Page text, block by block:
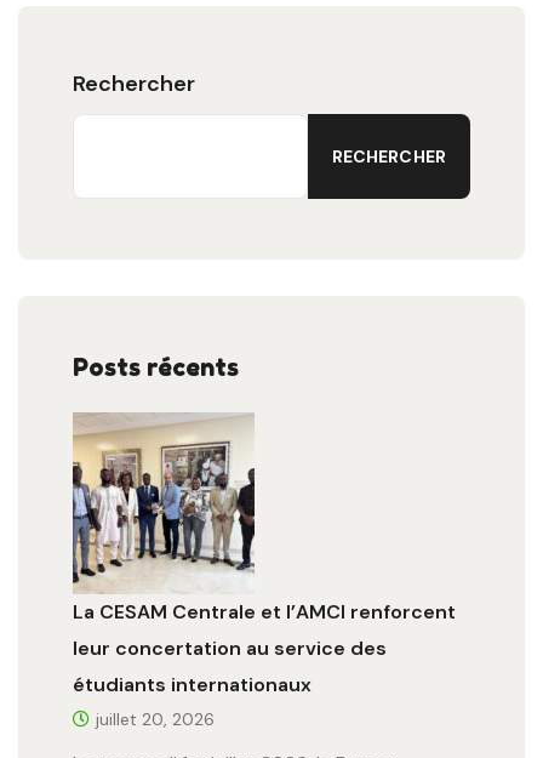
Rechercher
RECHERCHER
Posts récents
La CESAM Centrale et l’AMCI renforcent
leur concertation au service des
étudiants internationaux
juillet 20, 2026